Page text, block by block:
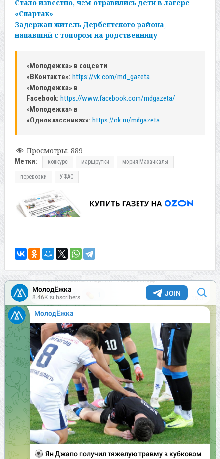
Стало известно, чем отравились дети в лагере
«Спартак»
Задержан житель Дербентского района,
напавший с топором на родственницу
«Молодежка» в соцсети
«ВКонтакте»: https://vk.com/md_gazeta
«Молодежка» в
Facebook: https://www.facebook.com/mdgazeta/
«Молодежка» в
«Одноклассниках»: https://ok.ru/mdgazeta
Просмотры: 889
Метки: конкурс маршрутки мэрия Махачкалы
перевозки УФАС